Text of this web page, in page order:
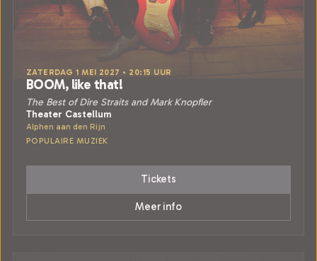
ZATERDAG 1 MEI 2027 • 20:15 UUR
BOOM, like that!
The Best of Dire Straits and Mark Knopfler
Theater Castellum
Alphen aan den Rijn
POPULAIRE MUZIEK
Tickets
Meer info